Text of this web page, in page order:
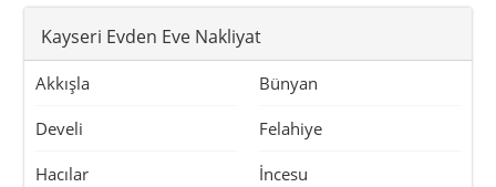
Kayseri Evden Eve Nakliyat
Akkışla Bünyan
Develi Felahiye
Hacılar İncesu